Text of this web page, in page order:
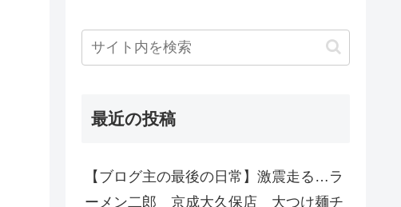
最近の投稿
【ブログ主の最後の日常】激震走る…ラ
ーメン二郎 京成大久保店 大つけ麺チ